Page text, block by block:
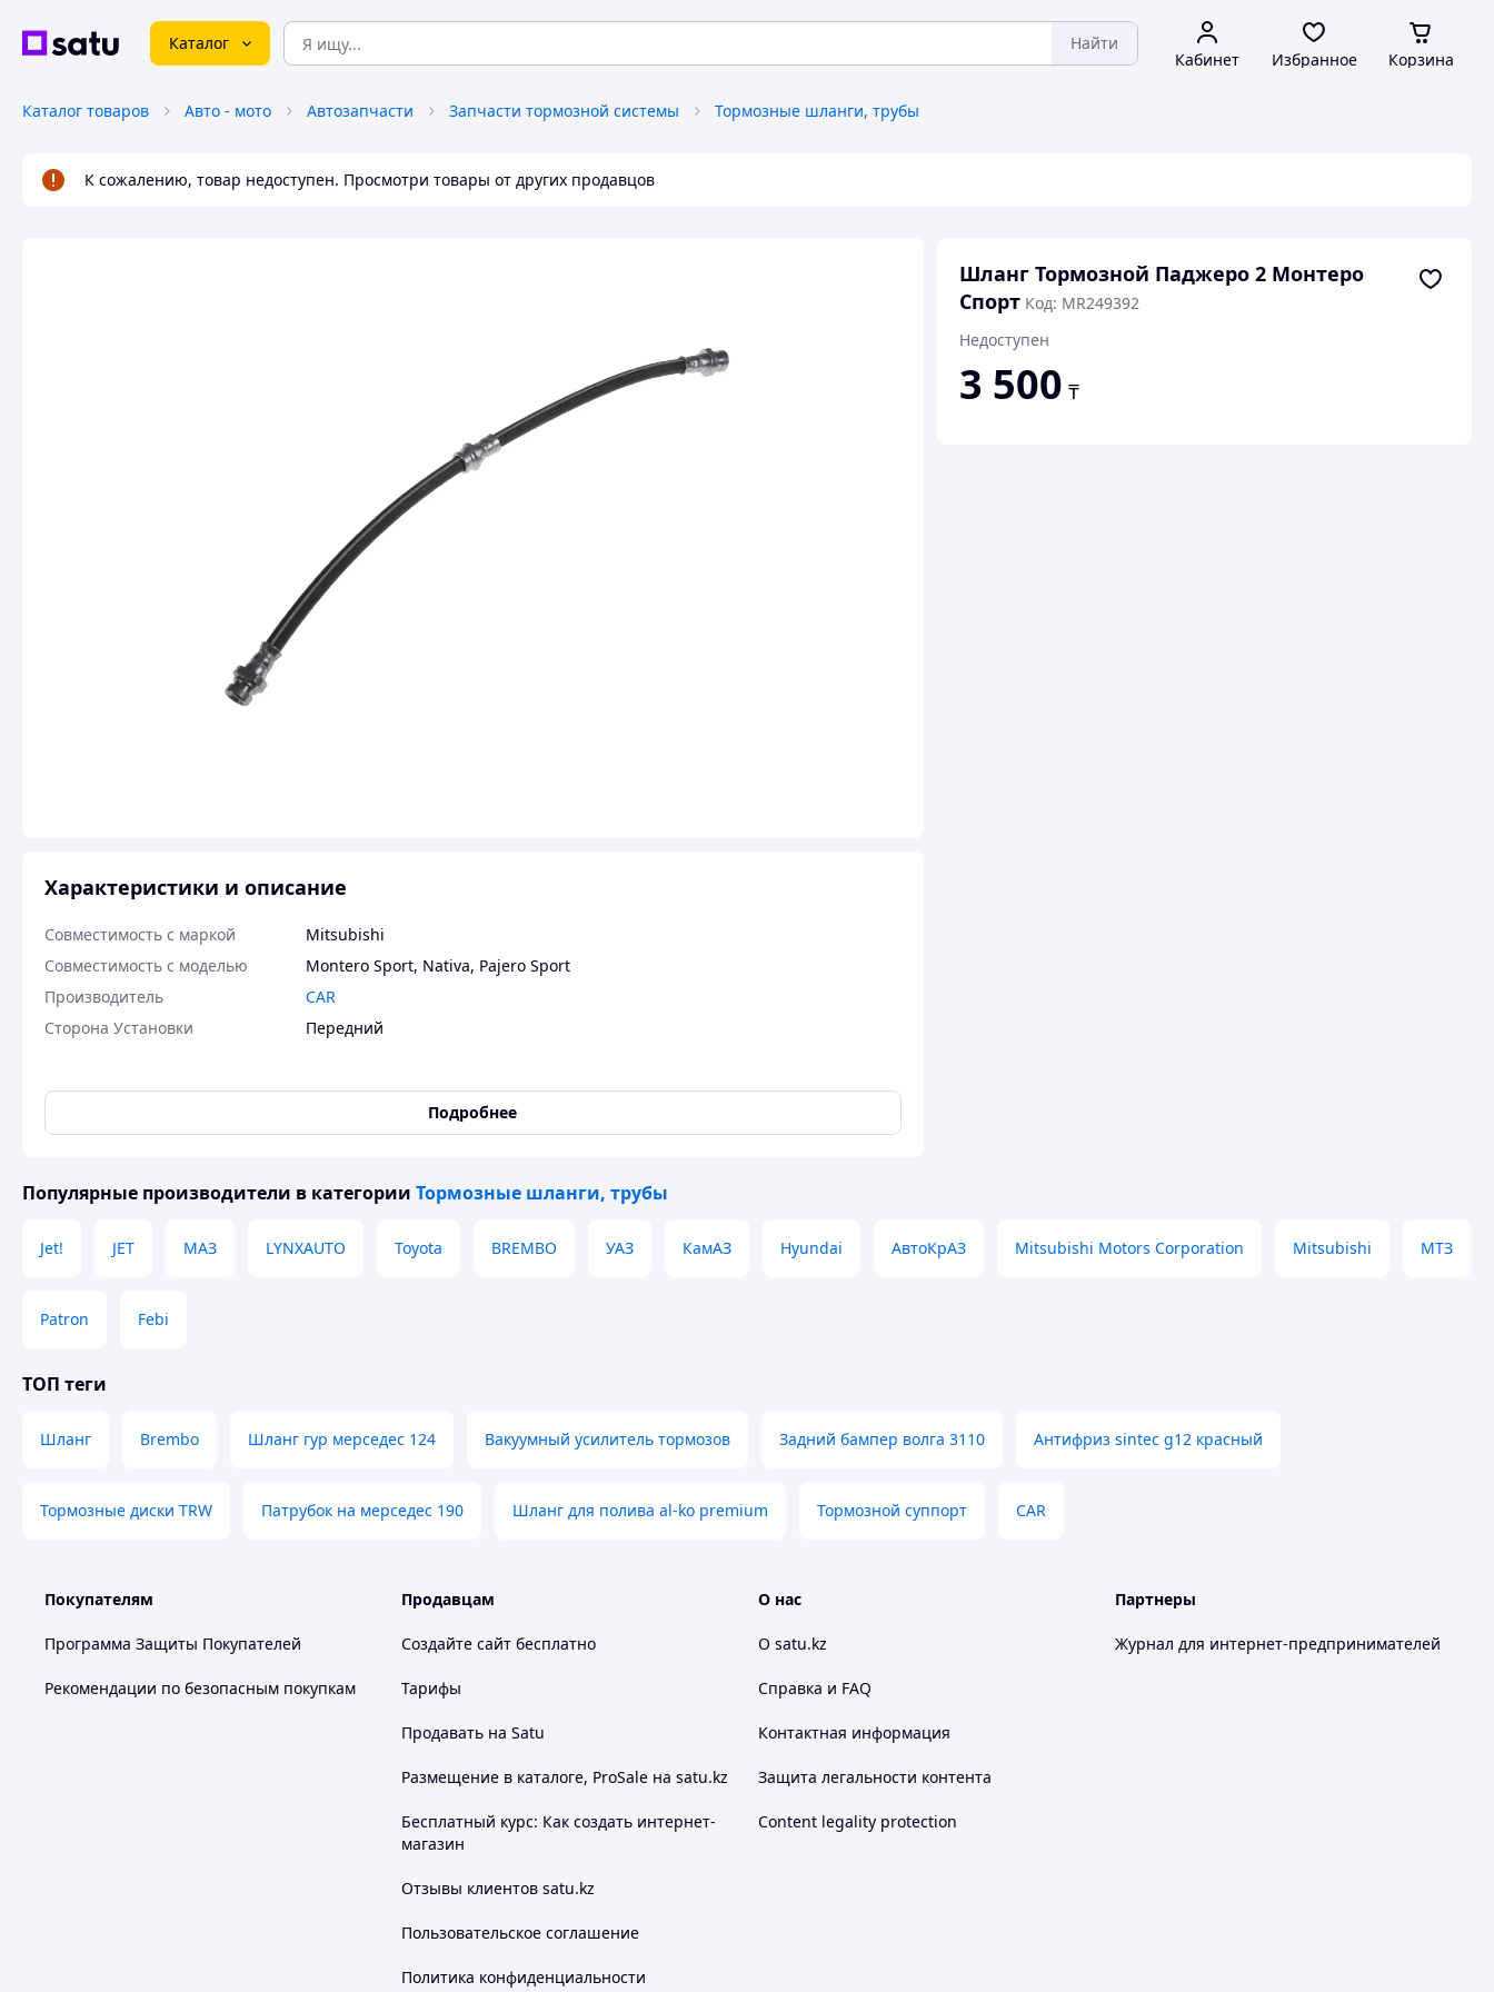
Каталог Найти
Кабинет Избранное Корзина
Каталог товаров Авто - мото Автозапчасти Запчасти тормозной системы Тормозные шланги, трубы
К сожалению, товар недоступен. Просмотри товары от других продавцов
Шланг Тормозной Паджеро 2 Монтеро
Спорт Код: MR249392
Недоступен
3 500 ₸
Характеристики и описание
Совместимость с маркой
Mitsubishi
Совместимость с моделью
Montero Sport, Nativa, Pajero Sport
Производитель
CAR
Сторона Установки
Передний
:Ссылка на товар
💸Возможна покупка в рассрочку или кредит через Kaspi Магазин
🔄Возврат или обмен, если не подошло
⚡️Отправка в день заказа
.
📍 Самовывоз ул. Ломова 178 "Деколит" с 16:00 до 18:00 Или по предворительному
📲Перед оформлением рекомендуем уточнить наличие: WhatsApp /
звонок:+77002673557
Подробнее
Популярные производители в категории Тормозные шланги, трубы
Jet! JET МАЗ LYNXAUTO Toyota BREMBO УАЗ КамАЗ Hyundai АвтоКрАЗ Mitsubishi Motors Corporation Mitsubishi МТЗ
Patron Febi
ТОП теги
Шланг Brembo Шланг гур мерседес 124 Вакуумный усилитель тормозов Задний бампер волга 3110 Антифриз sintec g12 красный
Тормозные диски TRW Патрубок на мерседес 190 Шланг для полива al-ko premium Тормозной суппорт CAR
Покупателям
Программа Защиты Покупателей
Рекомендации по безопасным покупкам
Продавцам
Создайте сайт бесплатно
Тарифы
Продавать на Satu
Размещение в каталоге, ProSale на satu.kz
Бесплатный курс: Как создать интернет-
магазин
Отзывы клиентов satu.kz
Пользовательское соглашение
Политика конфиденциальности
О нас
О satu.kz
Справка и FAQ
Контактная информация
Защита легальности контента
Content legality protection
Партнеры
Журнал для интернет-предпринимателей